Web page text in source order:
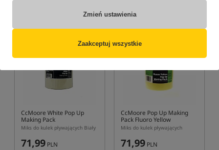
Zmień ustawienia
Zaakceptuj wszystkie
MIXY BAZOWE DO KULEK PROTEINOWYCH
CcMoore White Pop Up
Making Pack
Miks do kulek pływających Biały
71,99 PLN
CcMoore Pop Up Making
Pack Fluoro Yellow
Miks do kulek pływających
71,99 PLN